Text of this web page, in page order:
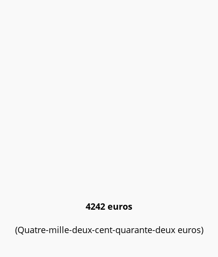
4242 euros
(Quatre-mille-deux-cent-quarante-deux euros)